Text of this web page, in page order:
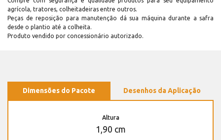
agrícola, tratores, colheitadeiras entre outros.
Peças de reposição para manutenção dá sua máquina durante a safra
desde o plantio até a colheita.
Produto vendido por concessionário autorizado.
Dimensões do Pacote Desenhos da Aplicação
Altura
1,90 cm